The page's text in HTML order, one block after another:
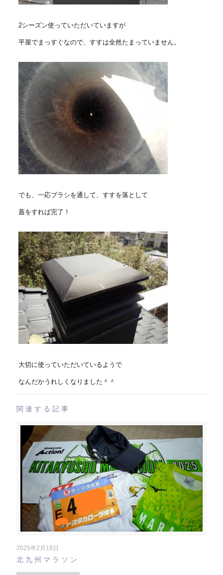
2シーズン使っていただいていますが
平屋でまっすぐなので、すすは全然たまっていません。
でも、一応ブラシを通して、すすを落として
蓋をすれば完了！
大切に使っていただいているようで
なんだかうれしくなりました＾＾
関連する記事
2025年2月18日
北九州マラソン